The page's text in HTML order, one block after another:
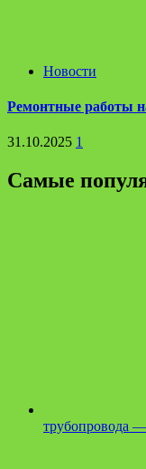
Новости
Ремонтные работы
31.10.2025 1
Самые
трубопровода